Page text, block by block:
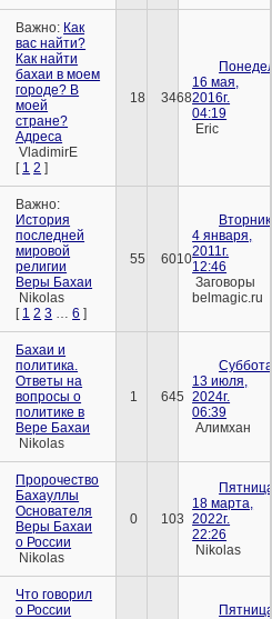
Важно: Как
вас найти?
Как найти
бахаи в моем
городе? В
моей
стране?
Адреса
VladimirE
[ 1 2 ]
18 3468
16 мая,
2016г.
04:19
Eric
Важно:
История
последней
мировой
религии
Веры Бахаи
Nikolas
[ 1 2 3 6 ]
55 6010
4 января,
2011г.
12:46
Заговоры
belmagic.ru
Бахаи и
политика.
Ответы на
вопросы о
политике в
Вере Бахаи
Nikolas
1 645
13 июля,
2024г.
06:39
Алимхан
Пророчество
Бахауллы
Основателя
Веры Бахаи
о России
Nikolas
0 103
18 марта,
2022г.
22:26
Nikolas
Что говорил
о России